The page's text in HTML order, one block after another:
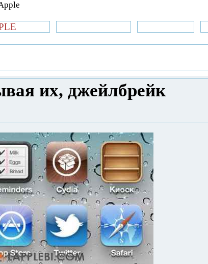
их, джейлбрейк